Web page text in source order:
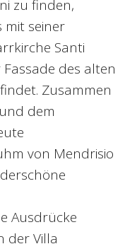
zu finden,
mit seiner
Santi
des alten
Zusammen
dem
von Mendrisio
Ausdrücke
der Villa